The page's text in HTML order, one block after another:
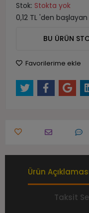
Stok: Stokta yok
0,12 TL 'den
BU ÜRÜN
Favorilerime ekle
Ürün
Taksit